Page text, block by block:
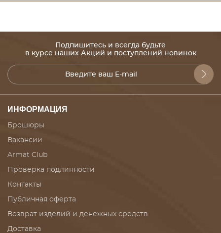
Подпишитесь и всегда будьте
в курсе наших Акций и поступлений новинок
ИНФОРМАЦИЯ
Брошюры
Вакансии
Armat Club
Проверка подлинности
Контакты
Публичная оферта
Возврат изделий и денежных средств
Доставка